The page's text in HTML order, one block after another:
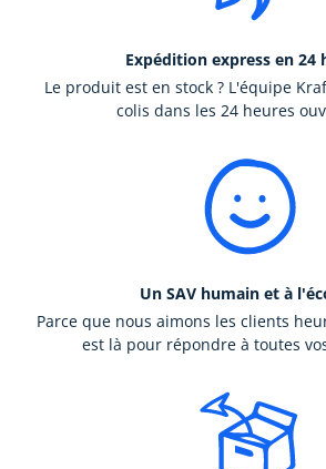
Expédition express en 24
Le produit est en stock ? L'équipe
colis dans les 24 heures
Un SAV humain et à
Parce que nous aimons les clients
est là pour répondre à toutes